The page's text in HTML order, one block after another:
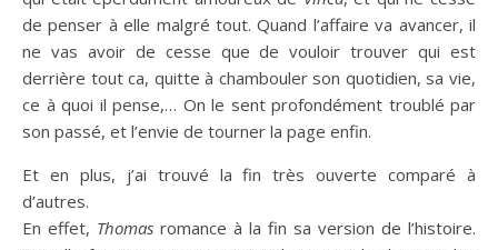
de penser à elle malgré tout. Quand l’affaire va avancer, il
ne vas avoir de cesse que de vouloir trouver qui est
derrière tout ca, quitte à chambouler son quotidien, sa vie,
ce à quoi il pense,… On le sent profondément troublé par
son passé, et l’envie de tourner la page enfin.
Et en plus, j’ai trouvé la fin très ouverte comparé à
d’autres.
En effet, Thomas romance à la fin sa version de l’histoire.